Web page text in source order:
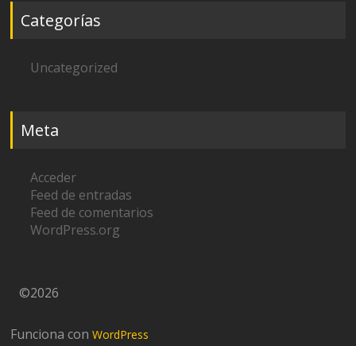
Categorías
Uncategorized
Meta
Acceder
Feed de entradas
Feed de comentarios
WordPress.org
©2026
Funciona conWordPress